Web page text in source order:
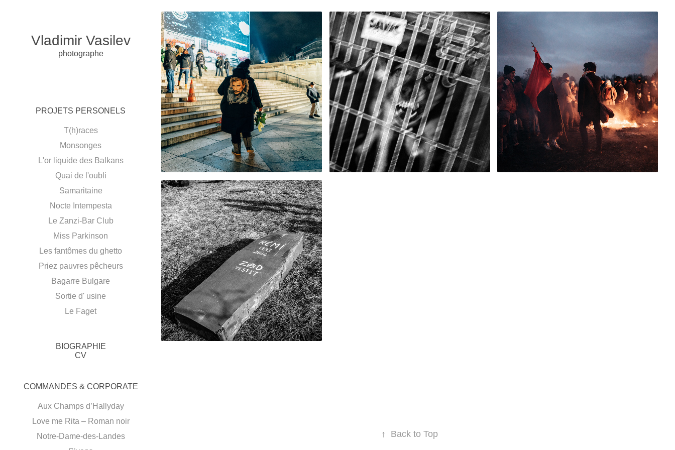
Vladimir Vasilev
photographe
PROJETS PERSONELS
T(h)races
Monsonges
L'or liquide des Balkans
Quai de l'oubli
Samaritaine
Nocte Intempesta
Le Zanzi-Bar Club
Miss Parkinson
Les fantômes du ghetto
Priez pauvres pêcheurs
Bagarre Bulgare
Sortie d' usine
Le Faget
BIOGRAPHIE
CV
COMMANDES & CORPORATE
Aux Champs d’Hallyday
Love me Rita – Roman noir
Notre-Dame-des-Landes
2017
Aux
Champs
d’Hallyday
Portfolio Mediapart, 10 décembre
2017
2013
Love me
Rita –
Roman noir
Pour les Grands Magasins de La
Samaritaine, Résidence 2013
Notre-
Dame-des-
Landes
Portfolio Mediapart, 10 février 2018
2014
Sivens
Portfolio Mediapart, 3 novembre
2014
↑ Back to Top